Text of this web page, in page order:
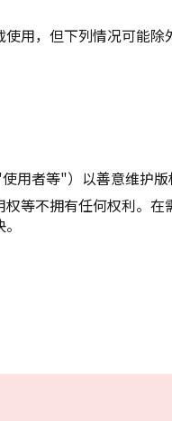
用，但下列情况可能除
者等"）以善意维护版
等不拥有任何权利。在